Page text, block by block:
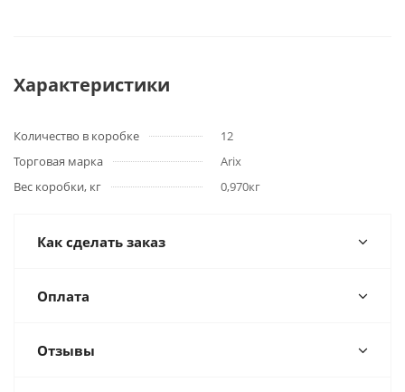
Характеристики
Количество в коробке
12
Торговая марка
Arix
Вес коробки, кг
0,970кг
Как сделать заказ
Оплата
Отзывы